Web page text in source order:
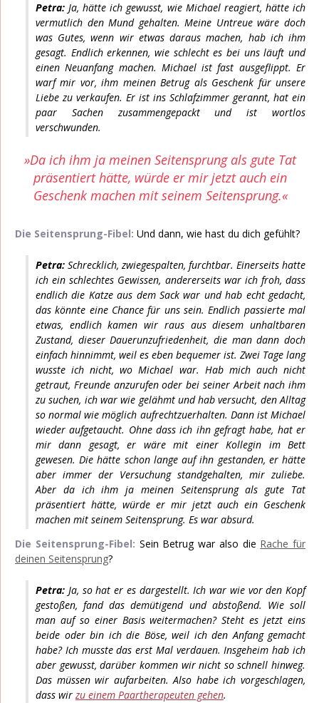
Petra: Ja, hätte ich gewusst, wie Michael reagiert, hätte ich
vermutlich den Mund gehalten. Meine Untreue wäre doch
was Gutes, wenn wir etwas daraus machen, hab ich ihm
gesagt. Endlich erkennen, wie schlecht es bei uns läuft und
einen Neuanfang machen. Michael ist fast ausgeflippt. Er
warf mir vor, ihm meinen Betrug als Geschenk für unsere
Liebe zu verkaufen. Er ist ins Schlafzimmer gerannt, hat ein
paar Sachen zusammengepackt und ist wortlos
verschwunden.
»Da ich ihm ja meinen Seitensprung als gute Tat
präsentiert hätte, würde er mir jetzt auch ein
Geschenk machen mit seinem Seitensprung.«
Die Seitensprung-Fibel: Und dann, wie hast du dich gefühlt?
Petra: Schrecklich, zwiegespalten, furchtbar. Einerseits hatte
ich ein schlechtes Gewissen, andererseits war ich froh, dass
endlich die Katze aus dem Sack war und hab echt gedacht,
das könnte eine Chance für uns sein. Endlich passierte mal
etwas, endlich kamen wir raus aus diesem unhaltbaren
Zustand, dieser Dauerunzufriedenheit, die man dann doch
einfach hinnimmt, weil es eben bequemer ist. Zwei Tage lang
wusste ich nicht, wo Michael war. Hab mich auch nicht
getraut, Freunde anzurufen oder bei seiner Arbeit nach ihm
zu suchen, ich war wie gelähmt und hab versucht, den Alltag
so normal wie möglich aufrechtzuerhalten. Dann ist Michael
wieder aufgetaucht. Ohne dass ich ihn gefragt habe, hat er
mir dann gesagt, er wäre mit einer Kollegin im Bett
gewesen. Die hätte schon lange auf ihn gestanden, er hätte
aber immer der Versuchung standgehalten, mir zuliebe.
Aber da ich ihm ja meinen Seitensprung als gute Tat
präsentiert hätte, würde er mir jetzt auch ein Geschenk
machen mit seinem Seitensprung. Es war absurd.
Die Seitensprung-Fibel: Sein Betrug war also die Rache für
deinen Seitensprung?
Petra: Ja, so hat er es dargestellt. Ich war wie vor den Kopf
gestoßen, fand das demütigend und abstoßend. Wie soll
man auf so einer Basis weitermachen? Steht es jetzt eins
beide oder bin ich die Böse, weil ich den Anfang gemacht
habe? Ich musste das erst Mal verdauen. Insgeheim hab ich
aber gewusst, darüber kommen wir nicht so schnell hinweg.
Das müssen wir aufarbeiten. Also habe ich vorgeschlagen,
dass wir zu einem Paartherapeuten gehen.